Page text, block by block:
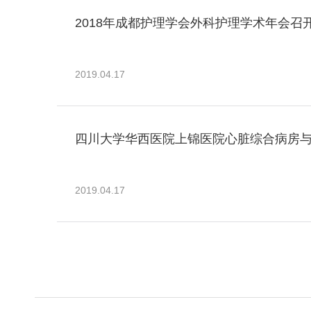
2018年成都护理学会外科护理学术年会召
2019.04.17
四川大学华西医院上锦医院心脏综合病房
2019.04.17